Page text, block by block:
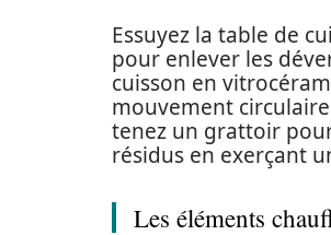
Essuyez la table de
pour enlever les
cuisson en
mouvement
tenez un grattoir
résidus en exerçant
Les éléments